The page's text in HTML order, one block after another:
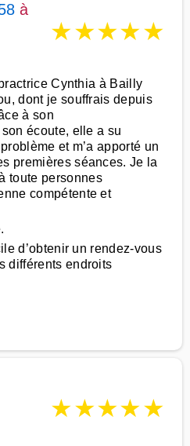
à
★★★★★
Cynthia à Bailly
dont je souffrais depuis
à son
écoute, elle a su
et m’a apporté un
premières séances. Je la
toute personnes
compétente et
d’obtenir un rendez-vous
différents endroits
★★★★★